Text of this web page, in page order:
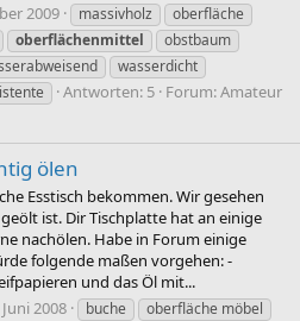
2009 massivholz
oberfläche
oberflächenmittel
obstbaum
wasserdicht
Antworten: 5 Forum:Amateur
ölen
Esstisch bekommen. Wir gesehen
ist. Dir Tischplatte hat an einige
nachölen. Habe in Forum einige
folgende maßen vorgehen: -
und das Öl mit...
Juni 2008 buche
oberfläche möbel